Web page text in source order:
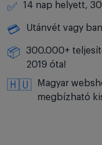
✅ 14 nap helyett,
💳 Utánvét vagy
📦
300.000+
2019 óta!
🇭🇺
Magyar
megbízható